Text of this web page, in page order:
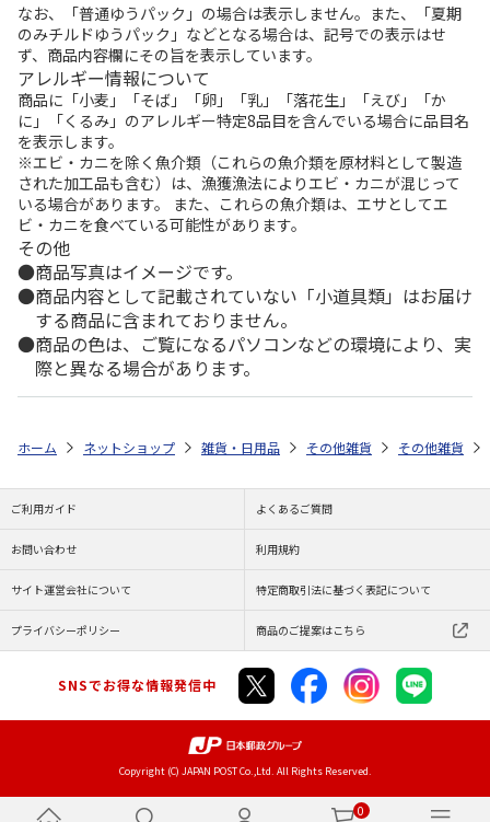
0
なお、「普通ゆうパック」の場合は表示しません。また、「夏期
のみチルドゆうパック」などとなる場合は、記号での表示はせ
ず、商品内容欄にその旨を表示しています。
アレルギー情報について
商品に「小麦」「そば」「卵」「乳」「落花生」「えび」「か
に」「くるみ」のアレルギー特定8品目を含んでいる場合に品目名
を表示します。
※エビ・カニを除く魚介類（これらの魚介類を原材料として製造
された加工品も含む）は、漁獲漁法によりエビ・カニが混じって
いる場合があります。 また、これらの魚介類は、エサとしてエ
ビ・カニを食べている可能性があります。
その他
商品写真はイメージです。
商品内容として記載されていない「小道具類」はお届け
する商品に含まれておりません。
商品の色は、ご覧になるパソコンなどの環境により、実
際と異なる場合があります。
ホーム ネットショップ 雑貨・日用品 その他雑貨 その他雑貨
ご利用ガイド よくあるご質問
お問い合わせ 利用規約
サイト運営会社について 特定商取引法に基づく表記について
プライバシーポリシー 商品のご提案はこちら
SNSでお得な情報発信中
Copyright (C) JAPAN POST Co.,Ltd. All Rights Reserved.